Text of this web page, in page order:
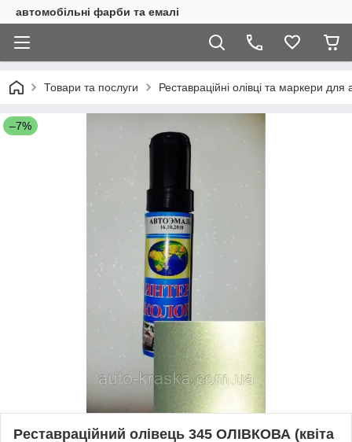
автомобільні фарби та емалі
Товари та послуги Реставраційні олівці та маркери для
–7%
Реставраційний олівець 345 ОЛІВКОВА (квіта